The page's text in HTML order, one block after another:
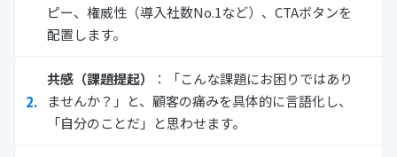
ピー、権威性（導入社数No.1など）、CTAボタンを
配置します。
共感（課題提起）
：「こんな課題にお困りではあり
ませんか？」と、顧客の痛みを具体的に言語化し、
「自分のことだ」と思わせます。